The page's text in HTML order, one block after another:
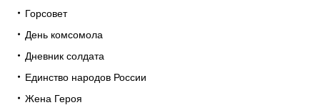
Горсовет
День комсомола
Дневник солдата
Единство народов России
Жена Героя